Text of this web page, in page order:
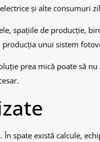
și alte consumuri
spațiile de producție,
producția unui sistem
prea mică poate să
spate există calcule,